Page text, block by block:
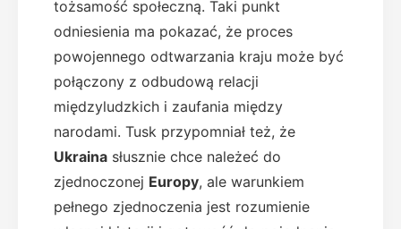
tożsamość społeczną. Taki punkt
odniesienia ma pokazać, że proces
powojennego odtwarzania kraju może być
połączony z odbudową relacji
międzyludzkich i zaufania między
narodami. Tusk przypomniał też, że
Ukraina słusznie chce należeć do
zjednoczonej Europy, ale warunkiem
pełnego zjednoczenia jest rozumienie